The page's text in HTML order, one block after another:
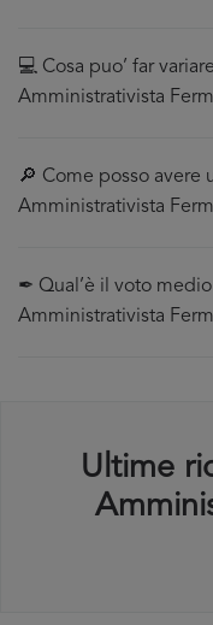
💻 Cosa puo’ far
Amministrativista
🔎 Come posso avere
Amministrativista
✒ Qual’è il voto
Amministrativista
Ultime